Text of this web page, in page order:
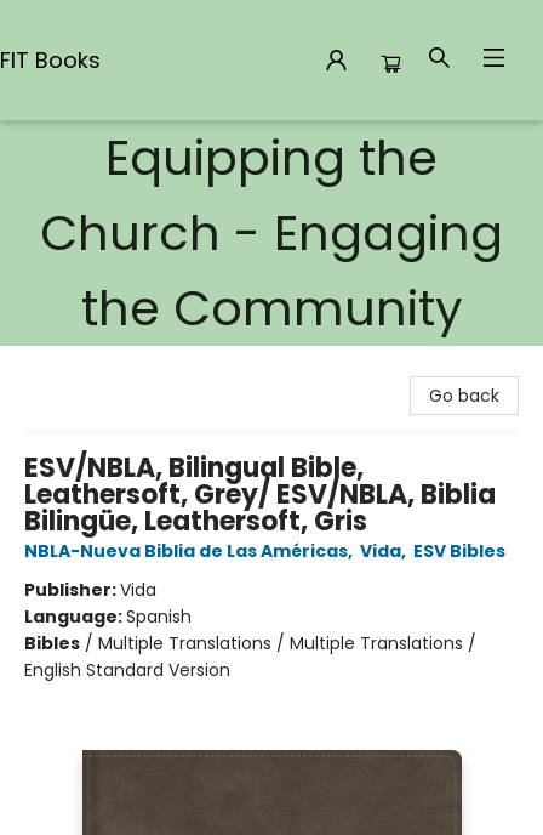
FIT Books
Equipping the
Church - Engaging
the Community
Go back
ESV/NBLA, Bilingual Bible,
Leathersoft, Grey/ ESV/NBLA, Biblia
Bilingüe, Leathersoft, Gris
NBLA-Nueva Biblia de Las Américas, Vida, ESV Bibles
Publisher:Vida
Language:Spanish
Bibles / Multiple Translations / Multiple Translations /
English Standard Version